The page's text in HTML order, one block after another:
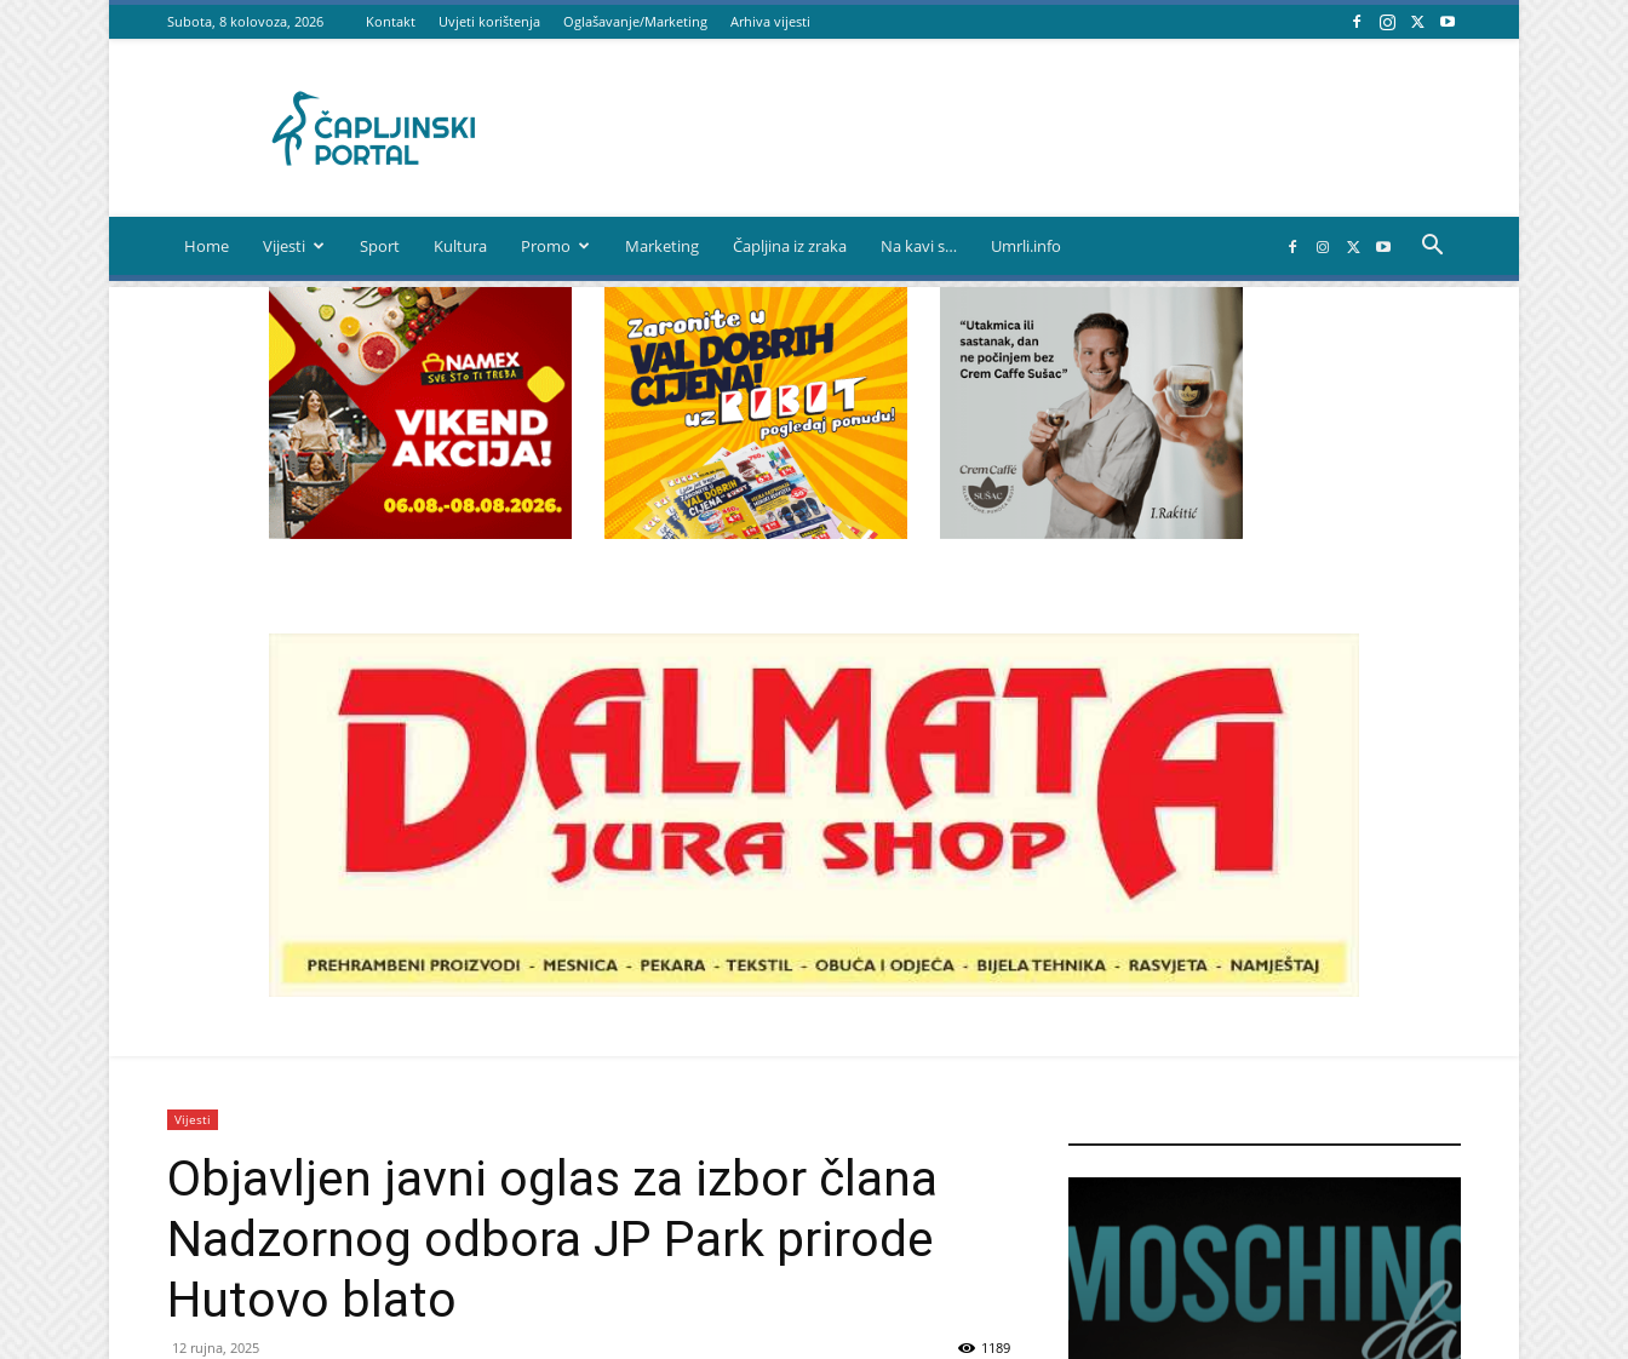
Subota, 8 kolovoza, 2026 Kontakt Uvjeti korištenja Oglašavanje/Marketing Arhiva vijesti
portal
Home Vijesti Sport Kultura Promo Marketing Čapljina iz zraka Na kavi s… Umrli.info
Vijesti
Objavljen javni oglas za izbor člana
Nadzornog odbora JP Park prirode
Hutovo blato
12 rujna, 2025 1189